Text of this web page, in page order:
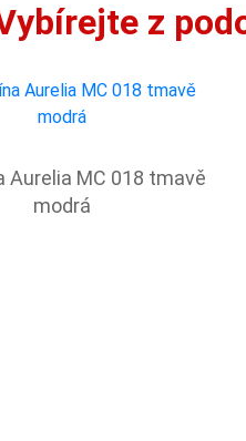
z
Aurelia MC 018 tmavě
modrá